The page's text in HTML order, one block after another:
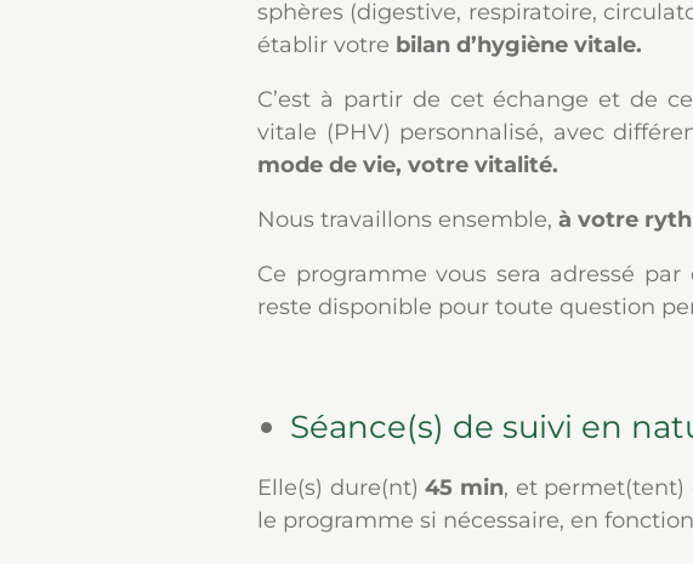
sphères (digestive, respiratoire,
établir votre bilan d’hygiène vitale.
C’est à partir de cet échange et de
vitale (PHV) personnalisé, avec
mode de vie, votre vitalité.
Nous travaillons ensemble, à votre
Ce programme vous sera adressé
reste disponible pour toute question
Séance(s) de suivi en
Elle(s) dure(nt)45 min, et permet(tent)
le programme si nécessaire, en